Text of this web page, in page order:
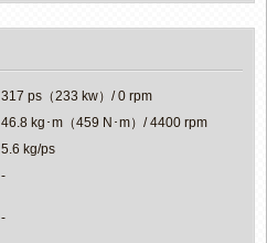
317 ps（233 kw）/ 0 rpm
46.8 kg･m（459 N･m）/ 4400 rpm
5.6 kg/ps
-
-